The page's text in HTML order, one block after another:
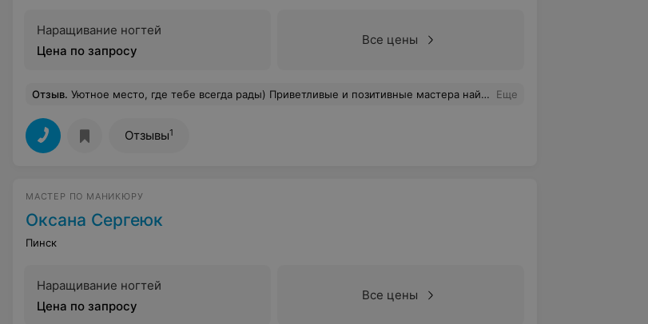
Наращивание ногтей
Цена по запросу
Все цены
Отзыв. Уютное место, где тебе всегда рады) Приветливые и позитивные мастера найдут подход к любому человеку, предугадают желания и сделают все по высшему разряду! Практикуют работу в четыре руки!) Например маникюр и коррекцию бровей можно сделать одновременно. Для меня это находка!) Девчонки - настоящие волшебницы и мастера своего дела! От них и уходить не хочется ) А какая у них чайная карта! Без необычного угощения точно не останешься) . Место шикарное! Вид из окна - обалденный) просто отдыхаешь душой и телом. А после процедур прям летать хочется в восторге от результата!! Девочки, спасибо вам огромное! Одним счастливым человеком стало больше! Еще
Отзывы1
МАСТЕР ПО МАНИКЮРУ
Оксана Сергеюк
Пинск
Наращивание ногтей
Цена по запросу
Все цены